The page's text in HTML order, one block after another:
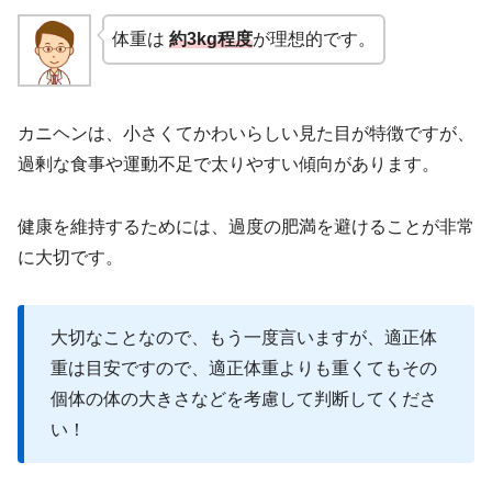
体重は 約3kg程度が理想的です。
カニヘンは、小さくてかわいらしい見た目が特徴ですが、
過剰な食事や運動不足で太りやすい傾向があります。
健康を維持するためには、過度の肥満を避けることが非常
に大切です。
大切なことなので、もう一度言いますが、適正体
重は目安ですので、適正体重よりも重くてもその
個体の体の大きさなどを考慮して判断してくださ
い！